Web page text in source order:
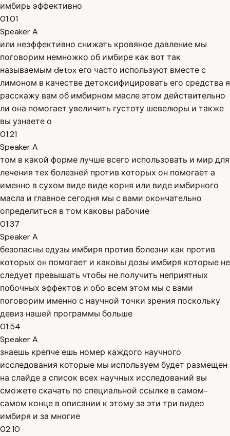
имбирь эффективно
01:01
Speaker A
или неэффективно снижать кровяное давление мы
поговорим немножко об имбире как вот так
называемым detox его часто используют вместе с
лимоном в качестве детоксифицировать его средства я
расскажу вам об имбирном масле этом действительно
ли она помогает увеличить густоту шевелюры и также
вы узнаете о
01:21
Speaker A
том в какой форме лучше всего использовать и мир для
лечения тех болезней против которых он помогает а
именно в сухом виде виде корня или виде имбирного
масла и главное сегодня мы с вами окончательно
определиться в том каковы рабочие
01:37
Speaker A
безопасны едузы имбиря против болезни как против
которых он помогает и каковы дозы имбиря которые не
следует превышать чтобы не получить неприятных
побочных эффектов и обо всем этом мы с вами
поговорим именно с научной точки зрения поскольку
девиз нашей программы больше
01:54
Speaker A
знаешь крепче ешь номер каждого научного
исследования которые мы используем будет размещен
на слайде а список всех научных исследований вы
сможете скачать по специальной ссылке в самом-
самом конце в описании к этому за эти три видео
имбиря и за многие
02:10